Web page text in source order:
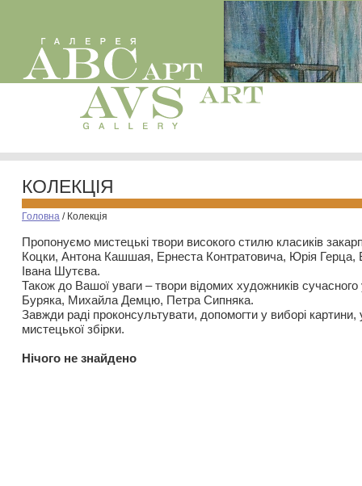
КОЛЕКЦІЯ
Головна / Колекція
Пропонуємо мистецькі твори високого стилю класиків
Коцки, Антона Кашшая, Ернеста Контратовича, Юрія
Івана Шутєва.
Також до Вашої уваги – твори відомих художників
Буряка, Михайла Демцю, Петра Сипняка.
Завжди раді проконсультувати, допомогти у виборі картини,
мистецької збірки.
Нiчого не знайдено